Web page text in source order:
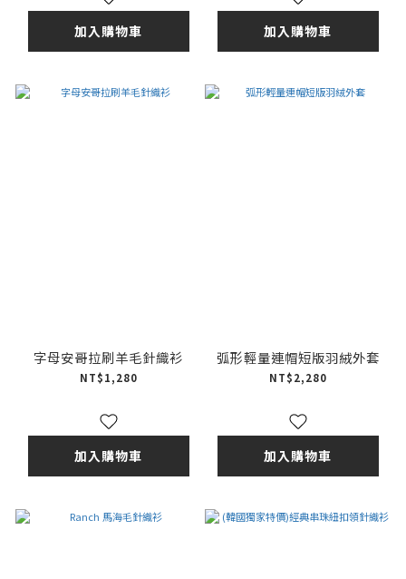
加入購物車 加入購物車
字母安哥拉刷羊毛針織衫
NT$1,280
加入購物車
弧形輕量連帽短版羽絨外套
NT$2,280
加入購物車